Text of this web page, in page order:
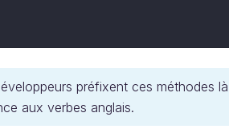
préfixent ces méthodes
aux verbes anglais.